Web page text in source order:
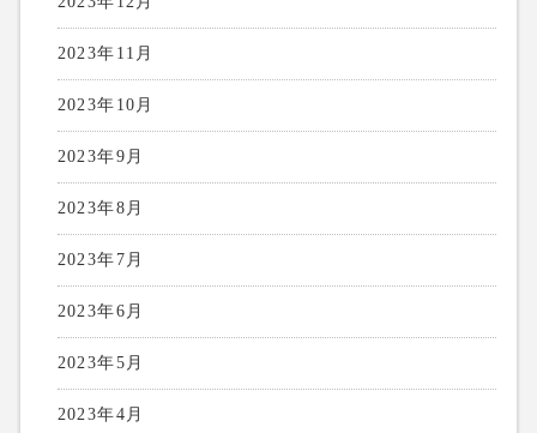
2023年11月
2023年10月
2023年9月
2023年8月
2023年7月
2023年6月
2023年5月
2023年4月